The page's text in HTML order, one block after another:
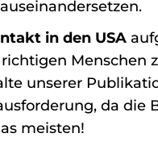
auseinandersetzen.
in den USA
Menschen
unserer
da
meisten!